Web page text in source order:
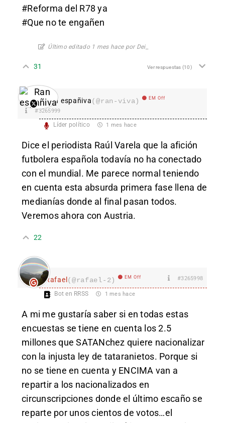
#Reforma del R78 ya
#Que no te engañen
Último editado 1 mes hace por Dei_
31 Ver respuestas (10)
Ran españiva(@ran-viva) EM Off
#3265999
Líder político 1 mes hace
Dice el periodista Raúl Varela que la afición
futbolera española todavía no ha conectado
con el mundial. Me parece normal teniendo
en cuenta esta absurda primera fase llena de
medianías donde al final pasan todos.
Veremos ahora con Austria.
22
Rafael(@rafael-2) EM Off #3265998
Bot en RRSS 1 mes hace
A mi me gustaría saber si en todas estas
encuestas se tiene en cuenta los 2.5
millones que SATANchez quiere nacionalizar
con la injusta ley de tataranietos. Porque si
no se tiene en cuenta y ENCIMA van a
repartir a los nacionalizados en
circunscripciones donde el último escaño se
reparte por unos cientos de votos…el